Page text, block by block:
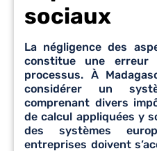
sociaux
La négligence des
constitue une
processus. À
considérer un
comprenant divers
de calcul appliquées y
des systèmes
entreprises doivent